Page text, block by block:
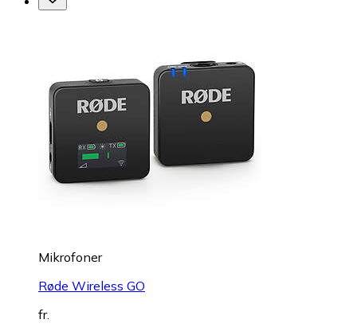
Mikrofoner
Røde Wireless GO
fr.